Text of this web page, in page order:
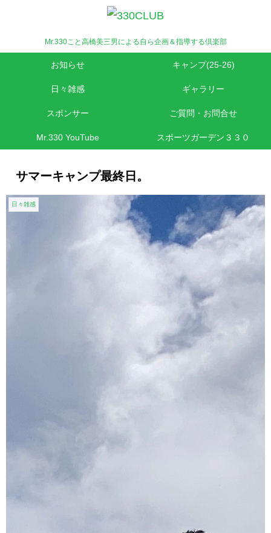
Mr.330こと高橋美三男による自ら企画＆指導する倶楽部
お知らせ キャンプ(25-26)
日々雑感 ギャラリー
スポンサー ご質問・お問合せ
Mr.330 YouTube スポーツガーデン３３０
サマーキャンプ最終日。
日々雑感